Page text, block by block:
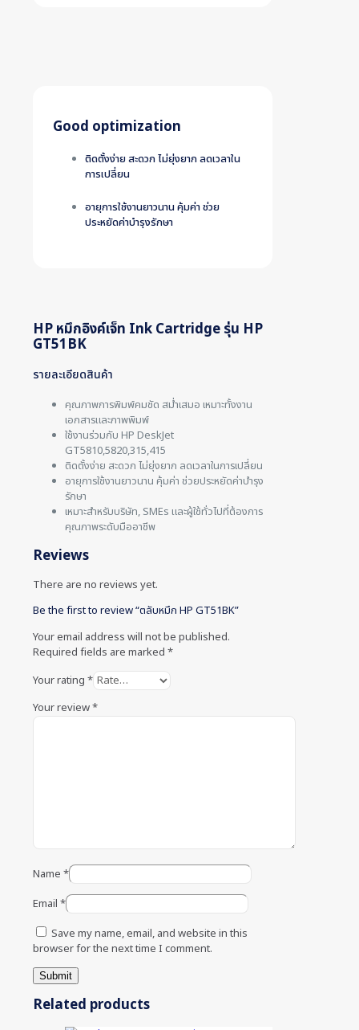
Good optimization
ติดตั้งง่าย สะดวก ไม่ยุ่งยาก ลดเวลาใน
การเปลี่ยน
อายุการใช้งานยาวนาน คุ้มค่า ช่วย
ประหยัดค่าบำรุงรักษา
HP หมึกอิงค์เจ็ท Ink Cartridge รุ่น HP
GT51BK
รายละเอียดสินค้า
คุณภาพการพิมพ์คมชัด สม่ำเสมอ เหมาะทั้งงาน
เอกสารและภาพพิมพ์
ใช้งานร่วมกับ HP DeskJet
GT5810,5820,315,415
ติดตั้งง่าย สะดวก ไม่ยุ่งยาก ลดเวลาในการเปลี่ยน
อายุการใช้งานยาวนาน คุ้มค่า ช่วยประหยัดค่าบำรุง
รักษา
เหมาะสำหรับบริษัท, SMEs และผู้ใช้ทั่วไปที่ต้องการ
คุณภาพระดับมืออาชีพ
Reviews
There are no reviews yet.
Be the first to review “ตลับหมึก HP GT51BK”
Your email address will not be published.
Required fields are marked *
Your rating *
Your review*
Name *
Email *
Save my name, email, and website in this
browser for the next time I comment.
Related products